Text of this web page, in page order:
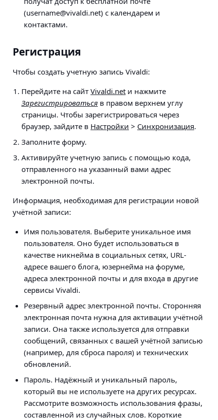
(username@vivaldi.net) с календарем и
контактами.
Регистрация
Чтобы создать учетную запись Vivaldi:
Перейдите на сайт Vivaldi.net и нажмите
Зарегистрироваться в правом верхнем углу
страницы. Чтобы зарегистрироваться через
браузер, зайдите в Настройки > Синхронизация.
Заполните форму.
Активируйте учетную запись с помощью кода,
отправленного на указанный вами адрес
электронной почты.
Информация, необходимая для регистрации новой
учётной записи:
Имя пользователя. Выберите уникальное имя
пользователя. Оно будет использоваться в
качестве никнейма в социальных сетях, URL-
адресе вашего блога, юзернейма на форуме,
адреса электронной почты и для входа в другие
сервисы Vivaldi.
Резервный адрес электронной почты. Сторонняя
электронная почта нужна для активации учётной
записи. Она также используется для отправки
сообщений, связанных с вашей учётной записью
(например, для сброса пароля) и технических
обновлений.
Пароль. Надёжный и уникальный пароль,
который вы не используете на других ресурсах.
Рассмотрите возможность использования фразы,
составленной из случайных слов. Короткие